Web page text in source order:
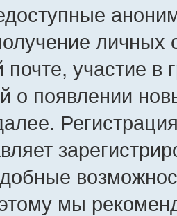
почте, участие в
о появлении
мы